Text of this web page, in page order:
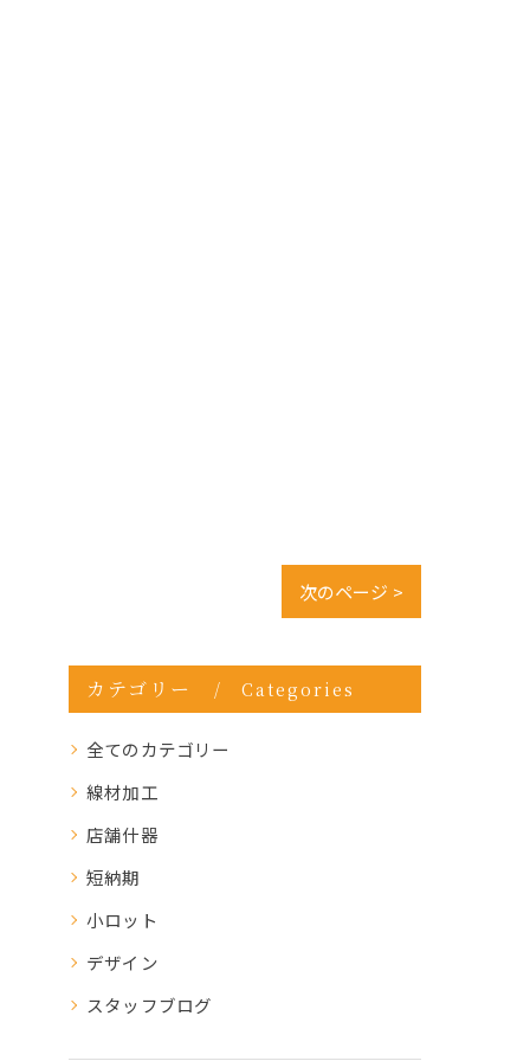
次のページ >
カテゴリー Categories
全てのカテゴリー
線材加工
店舗什器
短納期
小ロット
デザイン
スタッフブログ